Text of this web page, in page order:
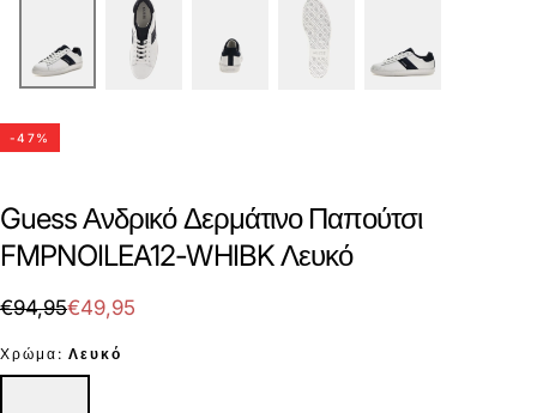
-47%
Guess Ανδρικό Δερμάτινο Παπούτσι
FMPNOILEA12-WHIBK Λευκό
€49,95
Τιμή
€94,95Τιμή
έκπτωση
€49,95
Χρώμα: Λευκό